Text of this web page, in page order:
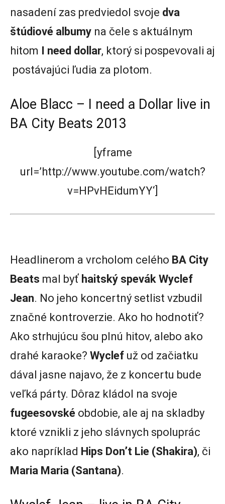
nasadení zas predviedol svoje dva
štúdiové albumy na čele s aktuálnym
hitom I need dollar, ktorý si pospevovali aj
postávajúci ľudia za plotom.
Aloe Blacc – I need a Dollar live in
BA City Beats 2013
[yframe
url=’http://www.youtube.com/watch?
v=HPvHEidumYY‘]
Headlinerom a vrcholom celého BA City
Beats mal byť haitský spevák Wyclef
Jean. No jeho koncertný setlist vzbudil
značné kontroverzie. Ako ho hodnotiť?
Ako strhujúcu šou plnú hitov, alebo ako
drahé karaoke? Wyclef už od začiatku
dával jasne najavo, že z koncertu bude
veľká párty. Dôraz kládol na svoje
fugeesovské obdobie, ale aj na skladby
ktoré vznikli z jeho slávnych spoluprác
ako napríklad Hips Don’t Lie (Shakira), či
Maria Maria (Santana).